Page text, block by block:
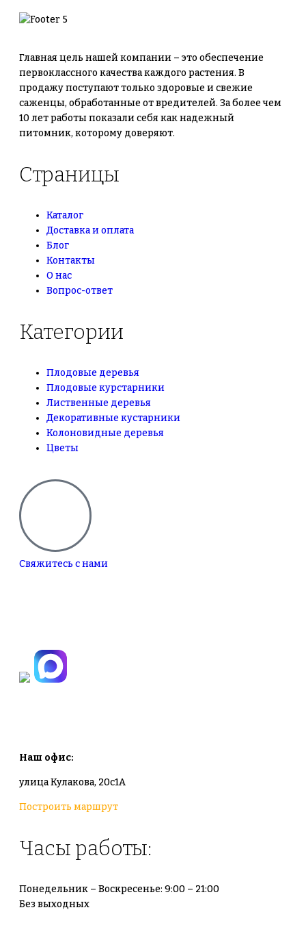
Главная цель нашей компании – это обеспечение
первоклассного качества каждого растения. В
продажу поступают только здоровые и свежие
саженцы, обработанные от вредителей. За более чем
10 лет работы показали себя как надежный
питомник, которому доверяют.
Страницы
Каталог
Доставка и оплата
Блог
Контакты
О нас
Вопрос-ответ
Категории
Плодовые деревья
Плодовые курстарники
Лиственные деревья
Декоративные кустарники
Колоновидные деревья
Цветы
Свяжитесь с нами
Наш офис:
улица Кулакова, 20с1А
Построить маршрут
Часы работы:
Понедельник – Воскресенье: 9:00 – 21:00
Без выходных